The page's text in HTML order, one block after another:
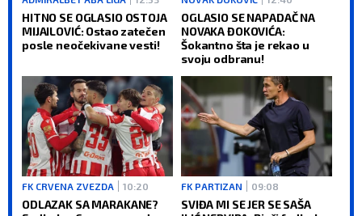
HITNO SE OGLASIO OSTOJA
MIJAILOVIĆ: Ostao zatečen
posle neočekivane vesti!
OGLASIO SE NAPADAČ NA
NOVAKA ĐOKOVIĆA:
Šokantno šta je rekao u
svoju odbranu!
FK CRVENA ZVEZDA 10:20
ODLAZAK SA MARAKANE?
FK PARTIZAN 09:08
SVIĐA MI SE JER SE SAŠA